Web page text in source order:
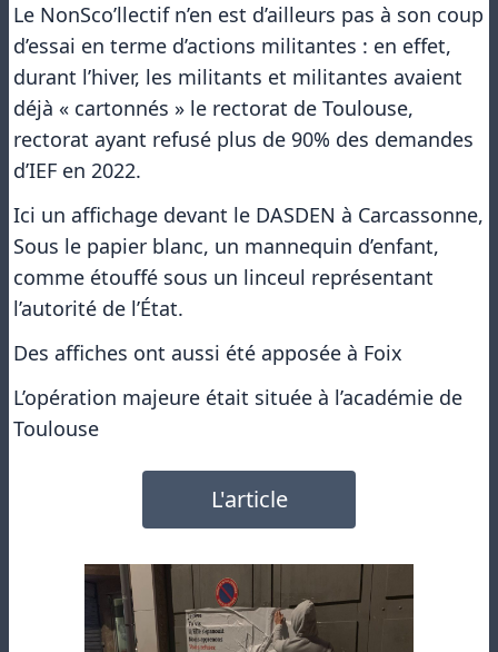
Le NonSco’llectif n’en est d’ailleurs pas à son coup
d’essai en terme d’actions militantes : en effet,
durant l’hiver, les militants et militantes avaient
déjà « cartonnés » le rectorat de Toulouse,
rectorat ayant refusé plus de 90% des demandes
d’IEF en 2022.
Ici un affichage devant le DASDEN à Carcassonne,
Sous le papier blanc, un mannequin d’enfant,
comme étouffé sous un linceul représentant
l’autorité de l’État.
Des affiches ont aussi été apposée à Foix
L’opération majeure était située à l’académie de
Toulouse
L'article